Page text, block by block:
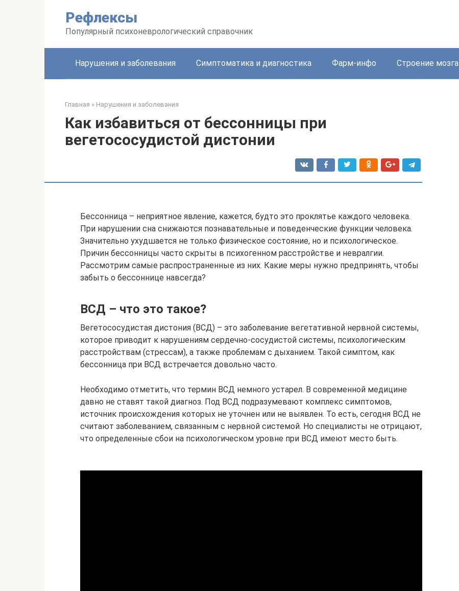
Рефлексы
Популярный психоневрологический справочник
Нарушения и заболевания Симптоматика и диагностика Фарм-инфо Строение мозга
Главная » Нарушения и заболевания
Как избавиться от бессонницы при
вегетососудистой дистонии
Бессонница – неприятное явление, кажется, будто это проклятье каждого человека.
При нарушении сна снижаются познавательные и поведенческие функции человека.
Значительно ухудшается не только физическое состояние, но и психологическое.
Причин бессонницы часто скрыты в психогенном расстройстве и невралгии.
Рассмотрим самые распространенные из них. Какие меры нужно предпринять, чтобы
забыть о бессоннице навсегда?
ВСД – что это такое?
Вегетососудистая дистония (ВСД) – это заболевание вегетативной нервной системы,
которое приводит к нарушениям сердечно-сосудистой системы, психологическим
расстройствам (стрессам), а также проблемам с дыханием. Такой симптом, как
бессонница при ВСД встречается довольно часто.
Необходимо отметить, что термин ВСД немного устарел. В современной медицине
давно не ставят такой диагноз. Под ВСД подразумевают комплекс симптомов,
источник происхождения которых не уточнен или не выявлен. То есть, сегодня ВСД не
считают заболеванием, связанным с нервной системой. Но специалисты не отрицают,
что определенные сбои на психологическом уровне при ВСД имеют место быть.